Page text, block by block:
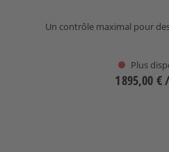
Un contrôle maximal pour
Plus
1 895,00 €